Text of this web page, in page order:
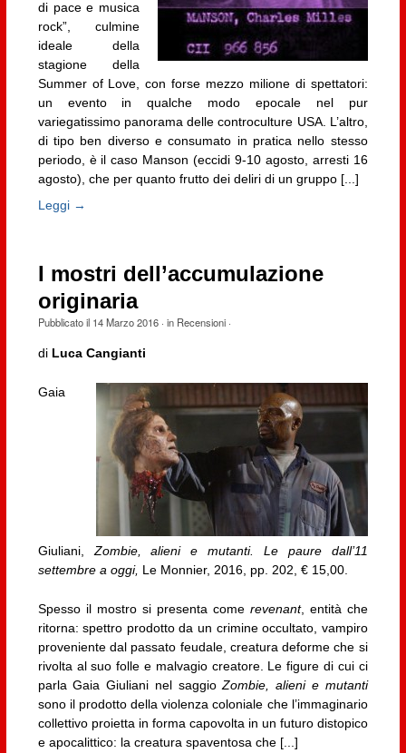
di pace e musica
rock”, culmine
ideale della
stagione della
Summer of Love, con forse mezzo milione di spettatori:
un evento in qualche modo epocale nel pur
variegatissimo panorama delle controculture USA. L’altro,
di tipo ben diverso e consumato in pratica nello stesso
periodo, è il caso Manson (eccidi 9-10 agosto, arresti 16
agosto), che per quanto frutto dei deliri di un gruppo [...]
Leggi →
I mostri dell’accumulazione
originaria
Pubblicato il 14 Marzo 2016· in Recensioni·
di Luca Cangianti
Gaia
Giuliani, Zombie, alieni e mutanti. Le paure dall’11
settembre a oggi, Le Monnier, 2016, pp. 202, € 15,00.
Spesso il mostro si presenta come revenant, entità che
ritorna: spettro prodotto da un crimine occultato, vampiro
proveniente dal passato feudale, creatura deforme che si
rivolta al suo folle e malvagio creatore. Le figure di cui ci
parla Gaia Giuliani nel saggioZombie, alieni e mutanti
sono il prodotto della violenza coloniale che l’immaginario
collettivo proietta in forma capovolta in un futuro distopico
e apocalittico: la creatura spaventosa che [...]